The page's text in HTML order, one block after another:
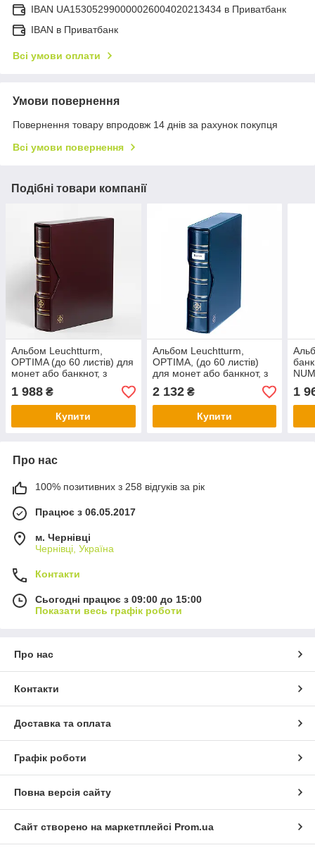
IBAN UA153052990000026004020213434 в Приватбанк
IBAN в Приватбанк
Всі умови оплати
Умови повернення
Повернення товару впродовж 14 днів за рахунок покупця
Всі умови повернення
Подібні товари компанії
Альбом Leuchtturm,
OPTIMA (до 60 листів) для
монет або банкнот, з
футляром, червона
1 988 ₴
Купити
Альбом Leuchtturm,
OPTIMA, (до 60 листів)
для монет або банкнот, з
футляром и віконцем,
синій
2 132₴
Купити
1
Про нас
100% позитивних з 258 відгуків за рік
Працює з 06.05.2017
м. Чернівці
Чернівці, Україна
Контакти
Сьогодні працює з 09:00 до 15:00
Показати весь графік роботи
Про нас
Контакти
Доставка та оплата
Графік роботи
Повна версія сайту
Сайт створено на маркетплейсі Prom.ua